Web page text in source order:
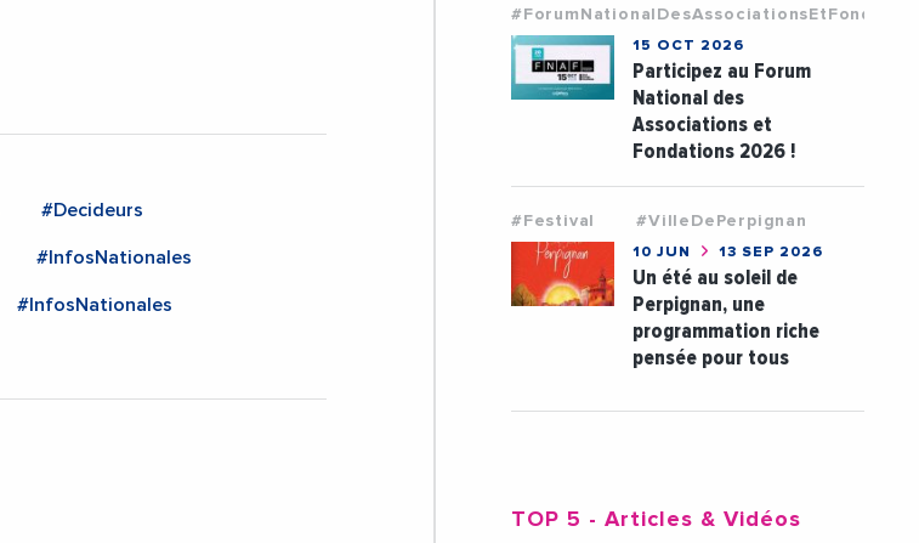
#Decideurs
#InfosNationales
#InfosNationales
15 OCT 2026
Participez au Forum
National des
Associations et
Fondations 2026 !
#Festival #VilleDePerpignan
10 JUN 13 SEP 2026
Un été au soleil de
Perpignan, une
programmation riche
pensée pour tous
TOP 5 - Articles & Vidéos